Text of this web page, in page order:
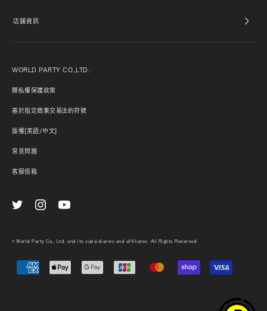
店舖資訊
WORLD PARTY CO.,LTD.
隱私權保護政策
基於指定商業交易法的符號
版權[英語/中文]
常見問題
客服信箱
© World Party Co., Ltd. and its subsidiaries and affiliates. All Rights Reserved.